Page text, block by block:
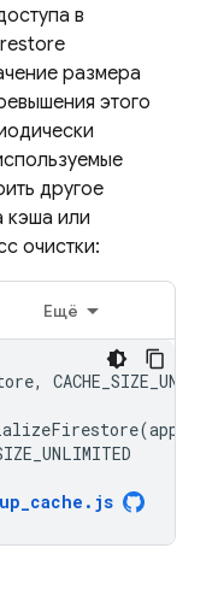
в
размера
этого
другое
кэша или
очистки:
Ещё
,
(app
. js